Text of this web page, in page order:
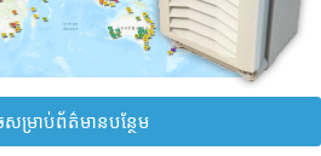
ម្រាប់ព័ត៌មានបន្ថែម